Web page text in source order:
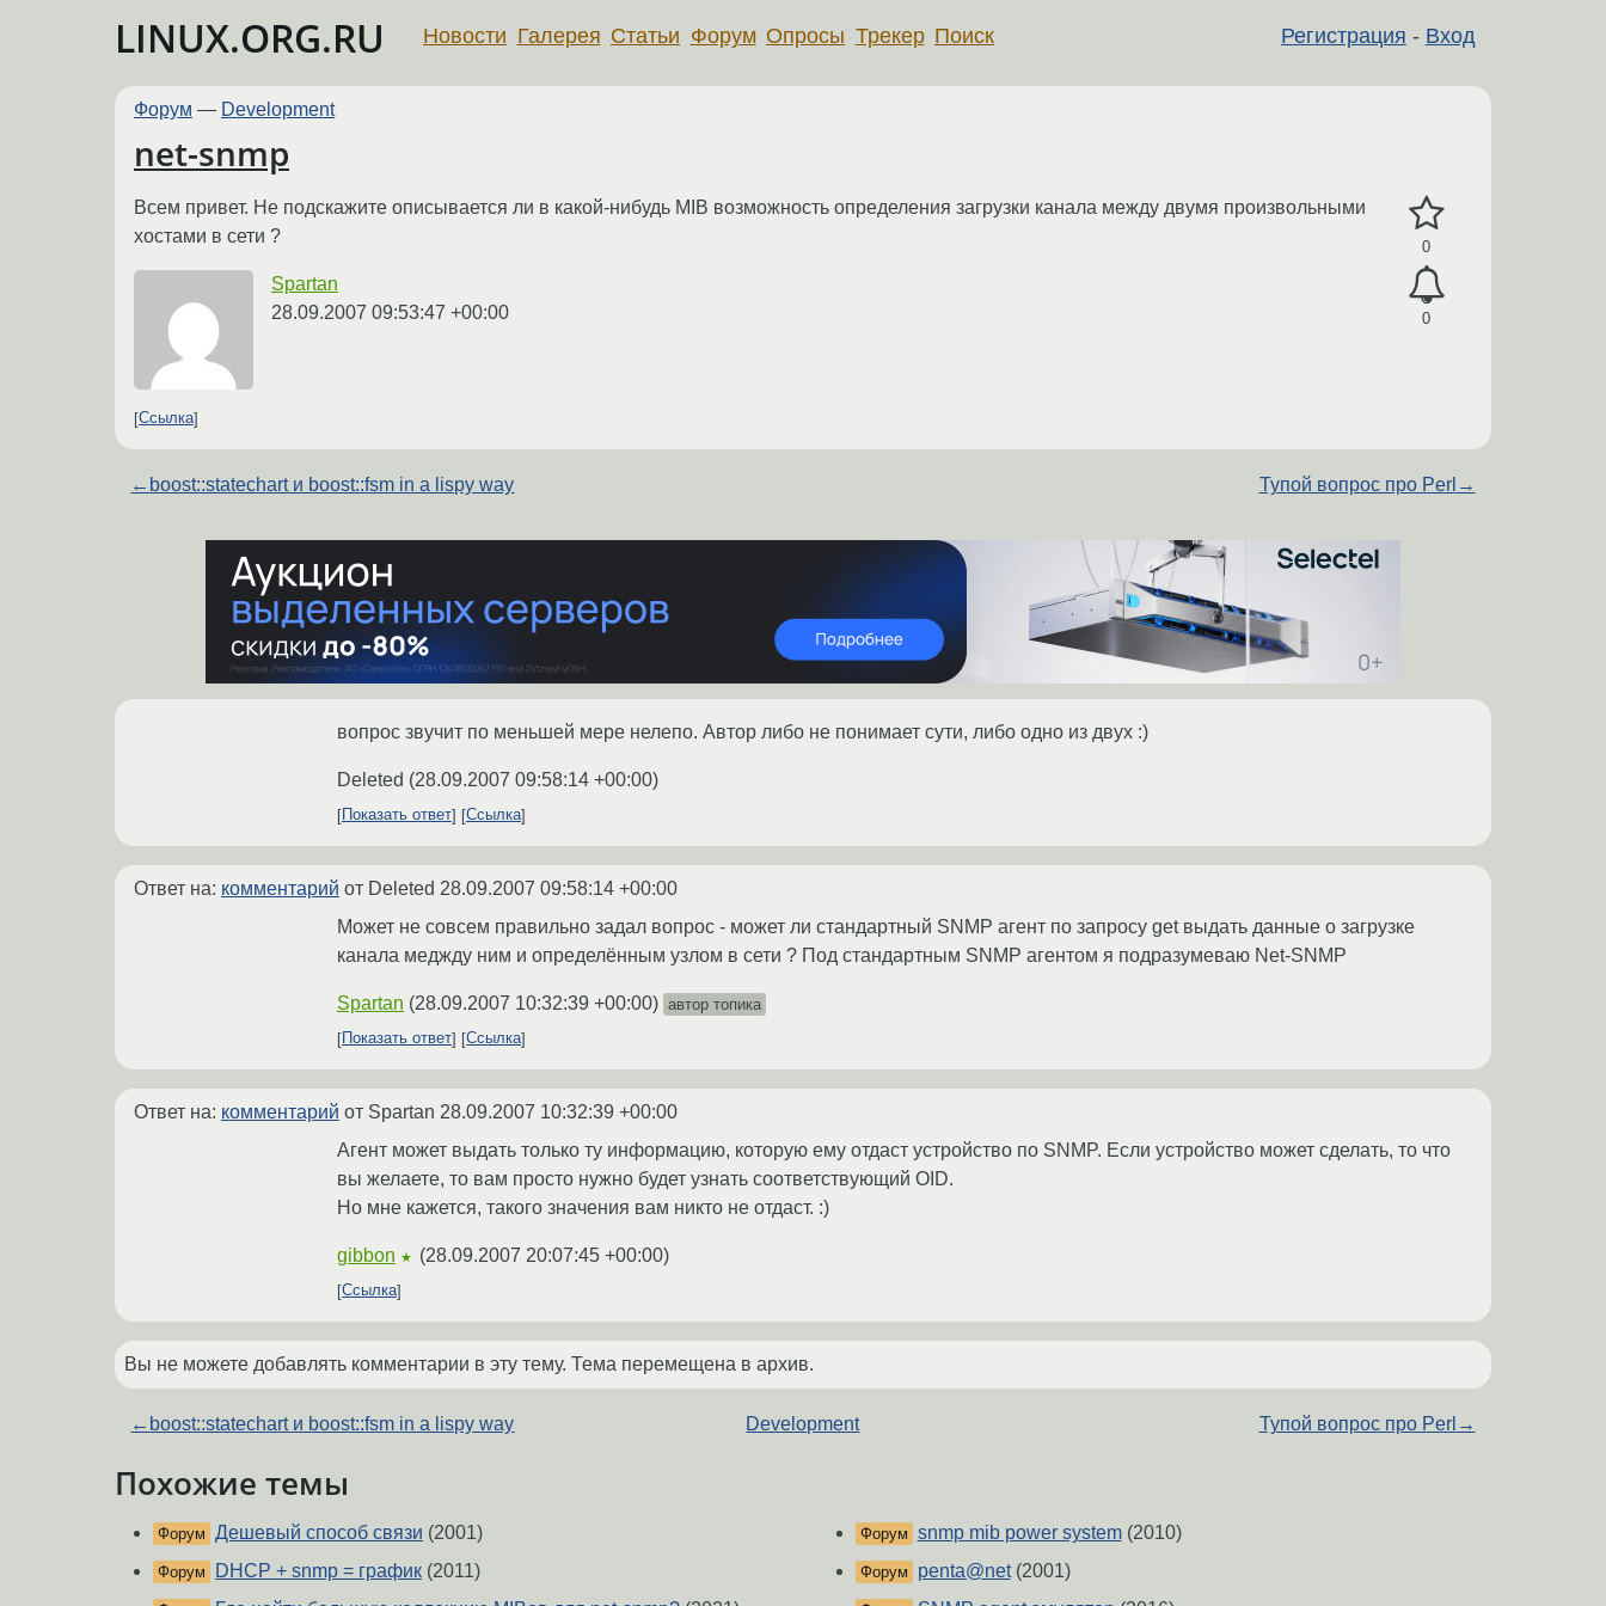
LINUX.ORG.RU Регистрация - Вход
Новости Галерея Статьи Форум Опросы Трекер Поиск
Форум — Development
net-snmp
0
0
Всем привет. Не подскажите описывается ли в какой-нибудь MIB возможность определения загрузки канала между двумя произвольными
хостами в сети ?
Spartan
28.09.2007 09:53:47 +00:00
Ссылка
← boost::statechart и boost::fsm in a lispy way Тупой вопрос про Perl →
вопрос звучит по меньшей мере нелепо. Автор либо не понимает сути, либо одно из двух :)
Deleted (28.09.2007 09:58:14 +00:00)
Показать ответ Ссылка
Ответ на: комментарий от Deleted 28.09.2007 09:58:14 +00:00
Может не совсем правильно задал вопрос - может ли стандартный SNMP агент по запросу get выдать данные о загрузке
канала меджду ним и определённым узлом в сети ? Под стандартным SNMP агентом я подразумеваю Net-SNMP
Spartan (28.09.2007 10:32:39 +00:00) автор топика
Показать ответ
Ссылка
Ответ на: комментарий от Spartan 28.09.2007 10:32:39 +00:00
Агент может выдать только ту информацию, которую ему отдаст устройство по SNMP. Если устройство может сделать, то что
вы желаете, то вам просто нужно будет узнать соответствующий OID.
Но мне кажется, такого значения вам никто не отдаст. :)
gibbon ★ (28.09.2007 20:07:45 +00:00)
Ссылка
Вы не можете добавлять комментарии в эту тему. Тема перемещена в архив.
← boost::statechart и boost::fsm in a lispy way Development Тупой вопрос про Perl →
Похожие темы
Форум Дешевый способ связи (2001)
Форум DHCP + snmp = график (2011)
Форум snmp mib power system(2010)
Форум penta@net(2001)